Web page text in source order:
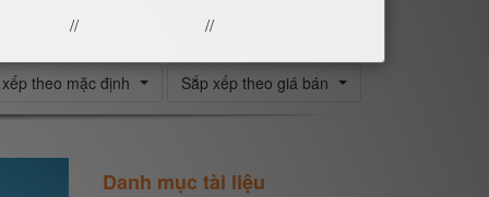
// //
theo mặc định Sắp xếp theo giá bán
Danh mục tài liệu